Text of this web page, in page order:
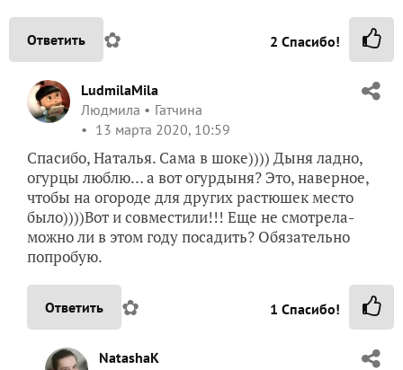
Ответить ✿ 2 Спасибо!
LudmilaMila
Людмила
Гатчина
13 марта 2020, 10:59
Спасибо, Наталья. Сама в шоке)))) Дыня ладно,
огурцы люблю… а вот огурдыня? Это, наверное,
чтобы на огороде для других растюшек место
было))))Вот и совместили!!! Еще не смотрела-
можно ли в этом году посадить? Обязательно
попробую.
Ответить ✿ 1 Спасибо!
NatashaK